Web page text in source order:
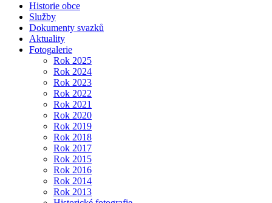
Historie obce
Služby
Dokumenty svazků
Aktuality
Fotogalerie
Rok 2025
Rok 2024
Rok 2023
Rok 2022
Rok 2021
Rok 2020
Rok 2019
Rok 2018
Rok 2017
Rok 2015
Rok 2016
Rok 2014
Rok 2013